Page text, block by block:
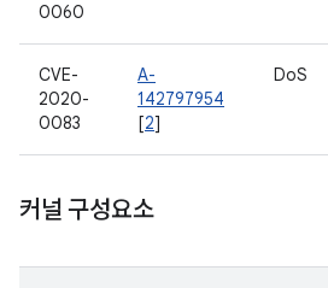
0060
CVE-
2020-
0083
A-
142797954
[2]
DoS
커널 구성요소